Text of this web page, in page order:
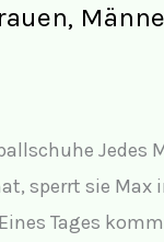
Jedes
sperrt sie Max
Tages